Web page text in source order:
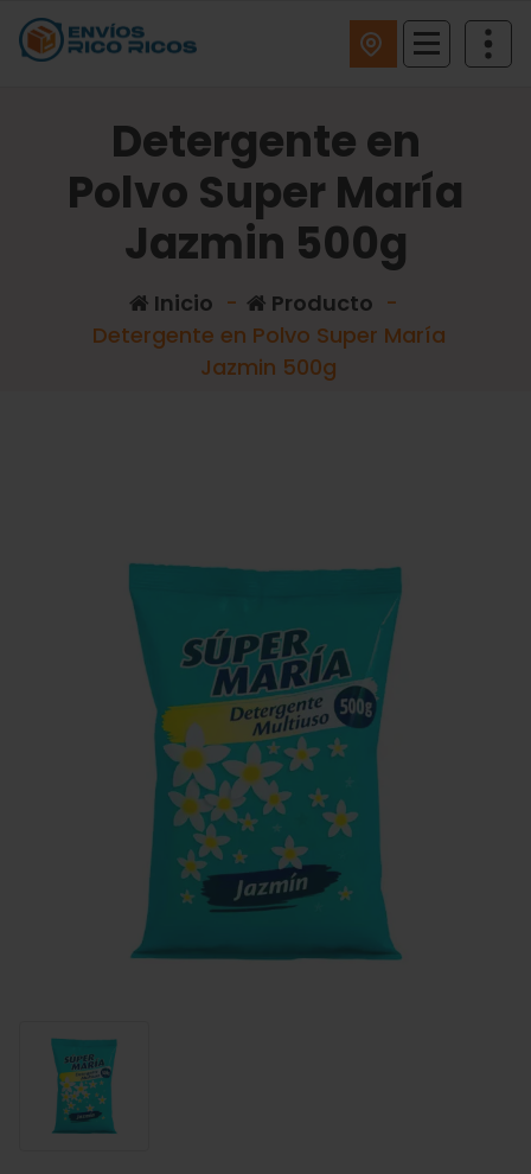
Detergente en
Polvo Super María
Jazmin 500g
Inicio - Producto -
Detergente en Polvo Super María
Jazmin 500g